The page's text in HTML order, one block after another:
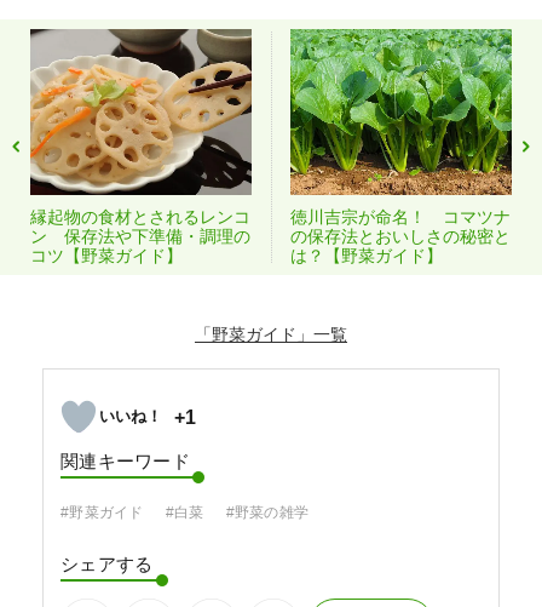
縁起物の食材とされるレンコ
ン 保存法や下準備・調理の
コツ【野菜ガイド】
徳川吉宗が命名！ コマツナ
の保存法とおいしさの秘密と
は？【野菜ガイド】
「野菜ガイド」
+1
関連キーワード
#野菜ガイド #白菜 #野菜の雑学
シェアする